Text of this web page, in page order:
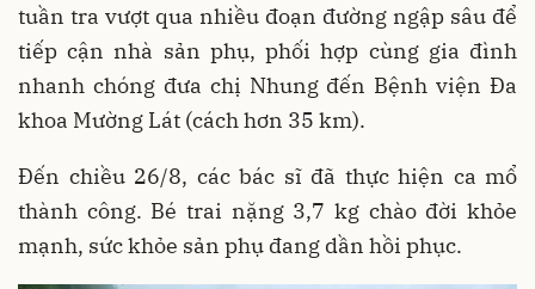
tuần tra vượt qua nhiều đoạn đường ngập sâu để
tiếp cận nhà sản phụ, phối hợp cùng gia đình
nhanh chóng đưa chị Nhung đến Bệnh viện Đa
khoa Mường Lát (cách hơn 35 km).
Đến chiều 26/8, các bác sĩ đã thực hiện ca mổ
thành công. Bé trai nặng 3,7 kg chào đời khỏe
mạnh, sức khỏe sản phụ đang dần hồi phục.